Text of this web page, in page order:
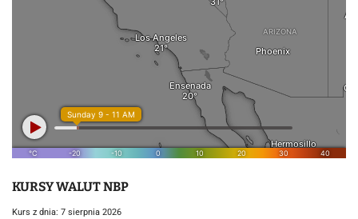
KURSY WALUT NBP
Kurs z dnia: 7 sierpnia 2026